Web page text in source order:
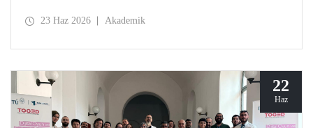
değerli ürünlere dönüştürülmesini amaçlayan çalışma;
23 Haz 2026 Akademik
22
Haz